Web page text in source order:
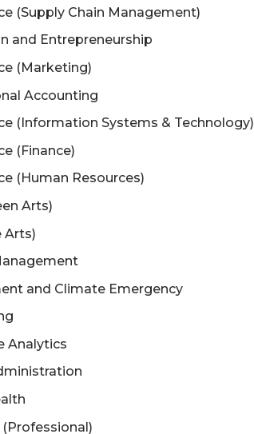
(Supply Chain Management)
and Entrepreneurship
(Marketing)
Accounting
(Information Systems & Technology)
(Finance)
(Human Resources)
Arts)
Arts)
and Climate Emergency
Analytics